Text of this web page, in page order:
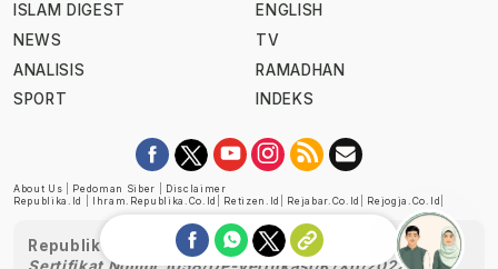
ISLAM DIGEST
NEWS
ANALISIS
SPORT
ENGLISH
TV
RAMADHAN
INDEKS
About Us Pedoman Siber
Disclaimer
Republika.id
Ihram.republika.co.id Retizen.id Rejabar.co.id Rejogja.co.id
Republika telah diverifikasi oleh Dewan Pers
Sertifikat Nomor 1058/DP-Verifikasi/K/XII/2022